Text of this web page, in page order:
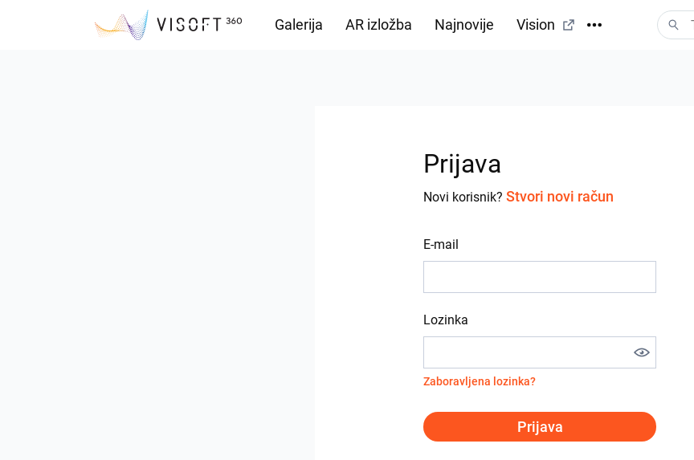
Galerija AR izložba Najnovije Vision
Prijava
Novi korisnik? Stvori novi račun
E-mail
Lozinka
Zaboravljena lozinka?
Prijava